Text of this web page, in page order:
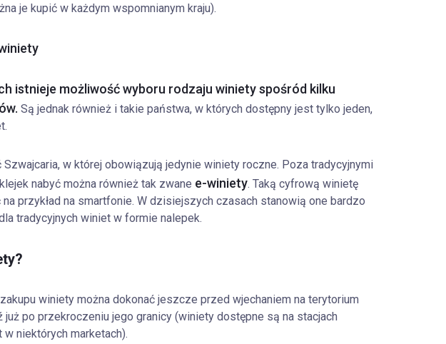
je kupić w każdym wspomnianym kraju).
istnieje możliwość wyboru rodzaju winiety spośród kilku
Są jednak również i takie państwa, w których dostępny jest tylko jeden,
Szwajcaria, w której obowiązują jedynie winiety roczne. Poza tradycyjnymi
nabyć można również tak zwane e-winiety. Taką cyfrową winietę
przykład na smartfonie. W dzisiejszych czasach stanowią one bardzo
tradycyjnych winiet w formie nalepek.
winiety można dokonać jeszcze przed wjechaniem na terytorium
już po przekroczeniu jego granicy (winiety dostępne są na stacjach
niektórych marketach).